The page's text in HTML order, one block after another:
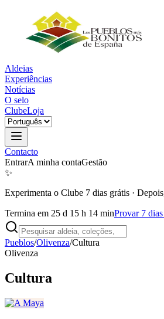
Aldeias
Experiências
Notícias
O selo
ClubeLoja
Contacto
EntrarA minha contaGestão
✨
Experimenta o Clube 7 dias grátis ·
Termina em 25 d 15 h 14 minProvar 7
Pueblos/Olivenza/Cultura
Olivenza
Cultura